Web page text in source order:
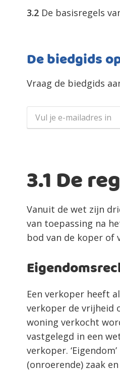
3.2 De basisregels
De biedgids
Vraag de biedgids
3.1 De
Vanuit de wet zijn
van toepassing na
bod van de koper of
Een verkoper heeft
verkoper de vrijheid
woning verkocht
vastgelegd in een
verkoper.
(onroerende) zaak